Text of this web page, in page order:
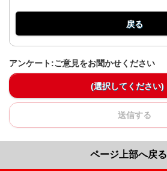
戻る
アンケート:ご意見をお聞かせください
(選択してください)
送信する
ページ上部へ戻る